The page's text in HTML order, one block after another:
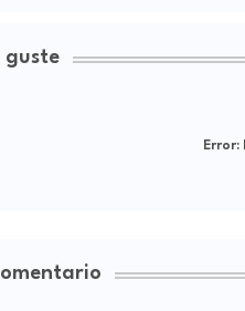
guste
Error: